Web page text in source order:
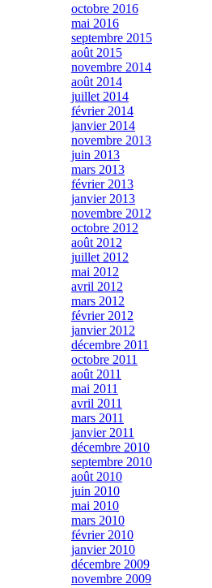
octobre 2016
mai 2016
septembre 2015
août 2015
novembre 2014
août 2014
juillet 2014
février 2014
janvier 2014
novembre 2013
juin 2013
mars 2013
février 2013
janvier 2013
novembre 2012
octobre 2012
août 2012
juillet 2012
mai 2012
avril 2012
mars 2012
février 2012
janvier 2012
décembre 2011
octobre 2011
août 2011
mai 2011
avril 2011
mars 2011
janvier 2011
décembre 2010
septembre 2010
août 2010
juin 2010
mai 2010
mars 2010
février 2010
janvier 2010
décembre 2009
novembre 2009